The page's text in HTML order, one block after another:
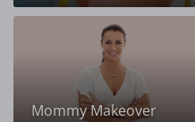
Mommy Makeover